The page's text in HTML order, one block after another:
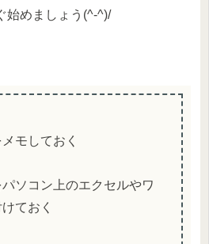
始めましょう(^-^)/
モしておく
ソコン上のエクセルやワ
ておく